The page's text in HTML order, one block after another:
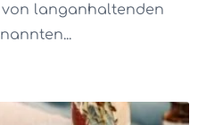
langanhaltenden